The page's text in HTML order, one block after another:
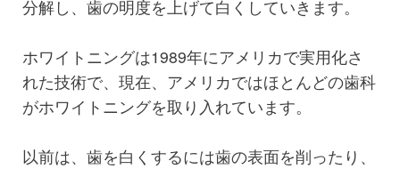
分解し、歯の明度を上げて白くしていきます。
ホワイトニングは1989年にアメリカで実用化さ
れた技術で、現在、アメリカではほとんどの歯科
がホワイトニングを取り入れています。
以前は、歯を白くするには歯の表面を削ったり、